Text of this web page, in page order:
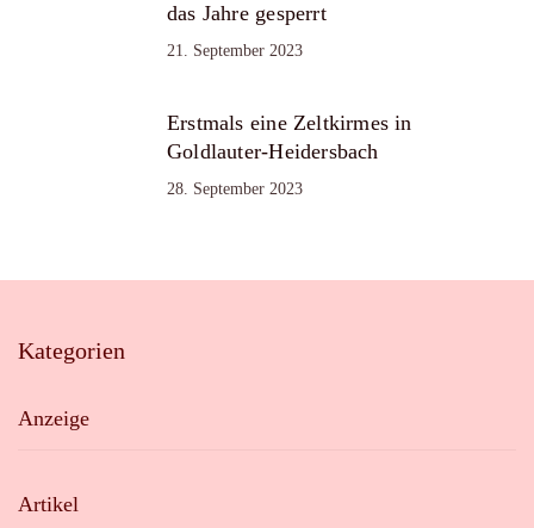
das Jahre gesperrt
21. September 2023
Erstmals eine Zeltkirmes in
Goldlauter-Heidersbach
28. September 2023
Kategorien
Anzeige
Artikel